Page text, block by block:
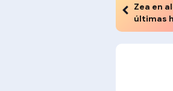
Zea en
últimas